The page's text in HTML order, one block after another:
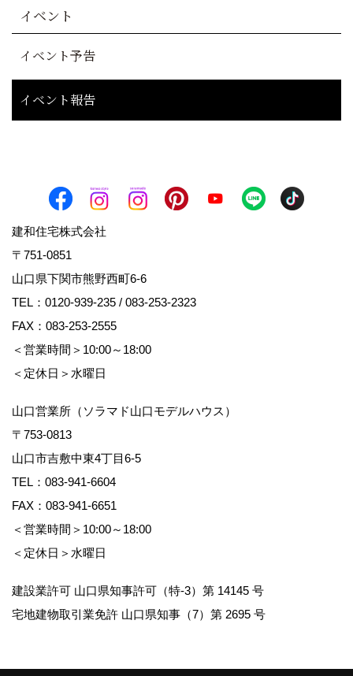
イベント
イベント予告
イベント報告
建和住宅株式会社
〒751-0851
山口県下関市熊野西町6-6
TEL： 0120-939-235 / 083-253-2323
FAX：083-253-2555
＜営業時間＞10:00～18:00
＜定休日＞水曜日
山口営業所（ソラマド山口モデルハウス）
〒753-0813
山口市吉敷中東4丁目6-5
TEL： 083-941-6604
FAX：083-941-6651
＜営業時間＞10:00～18:00
＜定休日＞水曜日
建設業許可 山口県知事許可（特-3）第 14145 号
宅地建物取引業免許 山口県知事（7）第 2695 号